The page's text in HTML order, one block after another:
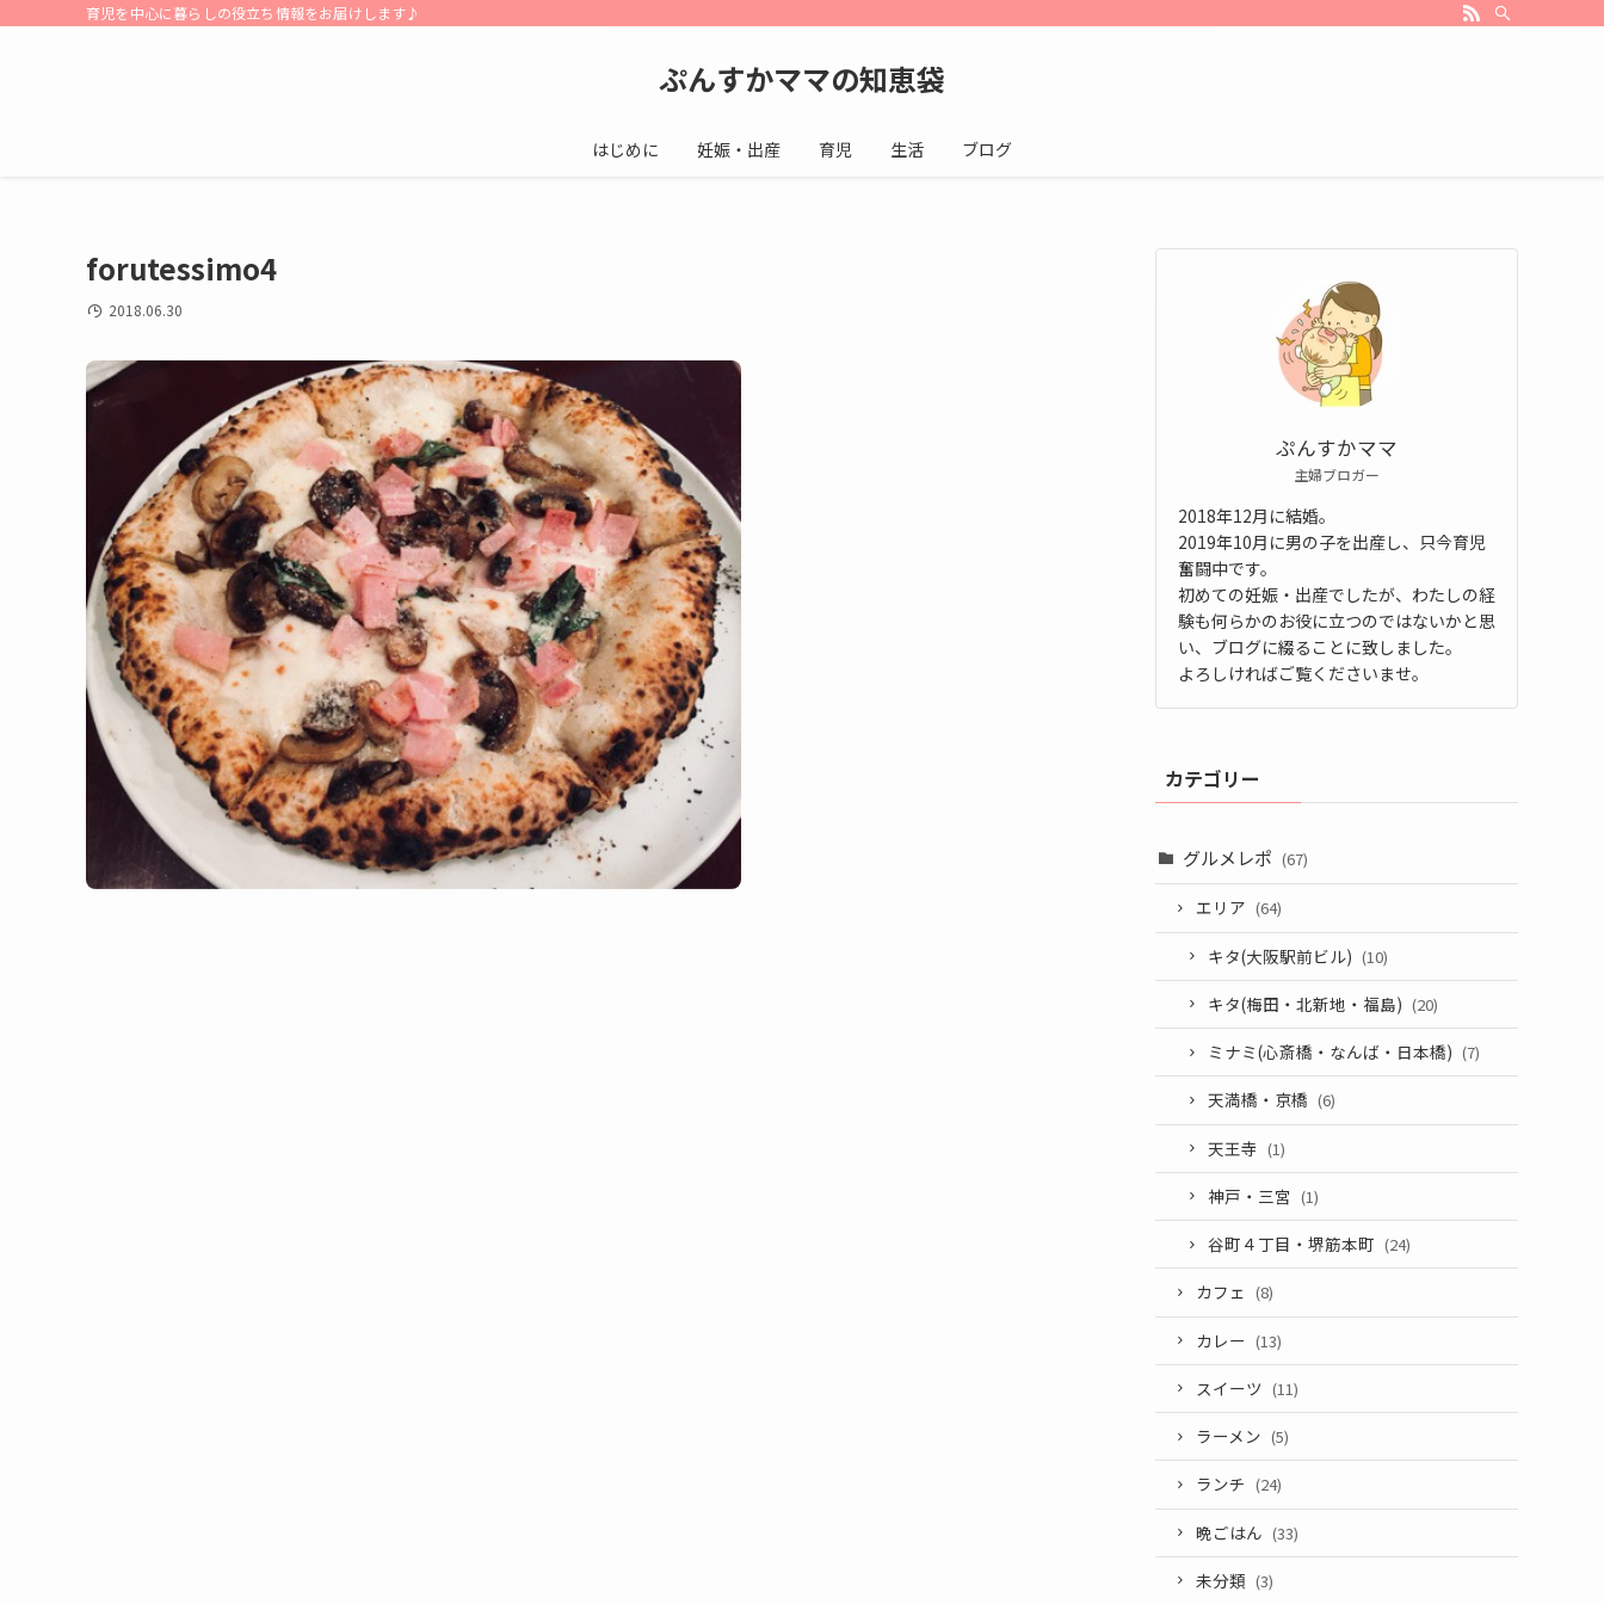
育児を中心に暮らしの役立ち情報をお届けします♪
ぷんすかママの知恵袋
はじめに 妊娠・出産 育児 生活 ブログ
forutessimo4
2018.06.30
ぷんすかママ
主婦ブロガー
2018年12月に結婚。
2019年10月に男の子を出産し、只今育児
奮闘中です。
初めての妊娠・出産でしたが、わたしの経
験も何らかのお役に立つのではないかと思
い、ブログに綴ることに致しました。
よろしければご覧くださいませ。
カテゴリー
グルメレポ (67)
エリア (64)
キタ(大阪駅前ビル) (10)
キタ(梅田・北新地・福島) (20)
ミナミ(心斎橋・なんば・日本橋) (7)
天満橋・京橋 (6)
天王寺 (1)
神戸・三宮 (1)
谷町４丁目・堺筋本町 (24)
カフェ (8)
カレー (13)
スイーツ (11)
ラーメン (5)
ランチ (24)
晩ごはん (33)
未分類 (3)